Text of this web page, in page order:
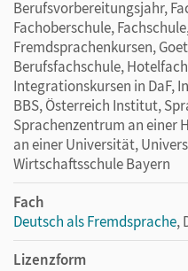
Berufsvorbereitungsjahr,
Fachoberschule,
Fremdsprachenkursen,
Berufsfachschule,
Integrationskursen in DaF,
BBS, Österreich Institut,
Sprachenzentrum an einer
an einer Universität,
Wirtschaftsschule Bayern
Fach
Deutsch als Fremdsprache,
Lizenzform